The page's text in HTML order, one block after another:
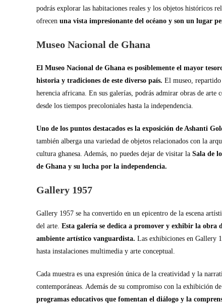
podrás explorar las habitaciones reales y los objetos históricos
ofrecen una vista impresionante del océano y son un lugar
Museo Nacional de Ghana
El Museo Nacional de Ghana es posiblemente el mayor
historia y tradiciones de este diverso país. El museo,
herencia africana. En sus galerías, podrás admirar obras de
desde los tiempos precoloniales hasta la independencia.
Uno de los puntos destacados es la exposición de Ashanti
también alberga una variedad de objetos relacionados con la
cultura ghanesa. Además, no puedes dejar de visitar la Sala de
de Ghana y su lucha por la independencia.
Gallery 1957
Gallery 1957 se ha convertido en un epicentro de la escena
del arte. Esta galería se dedica a promover y exhibir la obra
ambiente artístico vanguardista. Las exhibiciones en Gallery
hasta instalaciones multimedia y arte conceptual.
Cada muestra es una expresión única de la creatividad y la
contemporáneas. Además de su compromiso con la exhibición
programas educativos que fomentan el diálogo y la